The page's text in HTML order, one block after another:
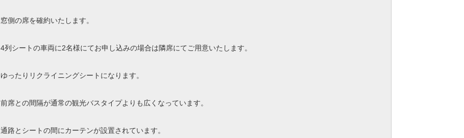
窓側の席を確約いたします。
4列シートの車両に2名様にてお申し込みの場合は隣席にてご用意いたします。
ゆったりリクライニングシートになります。
前席との間隔が通常の観光バスタイプよりも広くなっています。
通路とシートの間にカーテンが設置されています。